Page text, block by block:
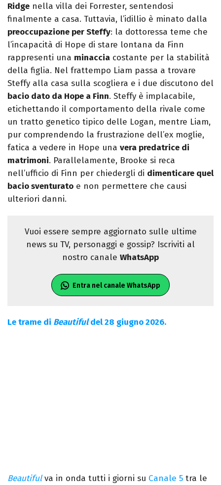
Ridge nella villa dei Forrester, sentendosi
finalmente a casa. Tuttavia, l’idillio è minato dalla
preoccupazione per Steffy: la dottoressa teme che
l’incapacità di Hope di stare lontana da Finn
rappresenti una minaccia costante per la stabilità
della figlia. Nel frattempo Liam passa a trovare
Steffy alla casa sulla scogliera e i due discutono del
bacio dato da Hope a Finn. Steffy è implacabile,
etichettando il comportamento della rivale come
un tratto genetico tipico delle Logan, mentre Liam,
pur comprendendo la frustrazione dell’ex moglie,
fatica a vedere in Hope una vera predatrice di
matrimoni. Parallelamente, Brooke si reca
nell’ufficio di Finn per chiedergli di dimenticare quel
bacio sventurato e non permettere che causi
ulteriori danni.
Vuoi essere sempre aggiornato sulle ultime
news su TV, personaggi e gossip? Iscriviti al
nostro canale WhatsApp
Entra nel canale WhatsApp
Le trame di Beautifuldel 28 giugno 2026.
Beautifulva in onda tutti i giorni su Canale 5 tra le